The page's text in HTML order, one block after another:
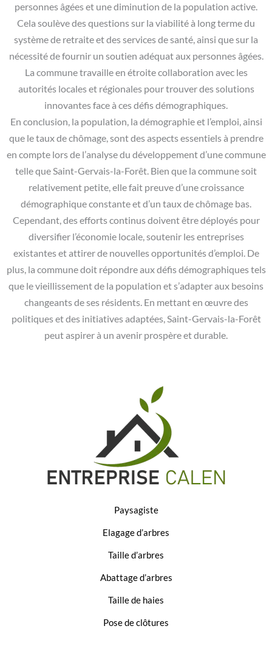
personnes âgées et une diminution de la population active.
Cela soulève des questions sur la viabilité à long terme du
système de retraite et des services de santé, ainsi que sur la
nécessité de fournir un soutien adéquat aux personnes âgées.
La commune travaille en étroite collaboration avec les
autorités locales et régionales pour trouver des solutions
innovantes face à ces défis démographiques.
En conclusion, la population, la démographie et l’emploi, ainsi
que le taux de chômage, sont des aspects essentiels à prendre
en compte lors de l’analyse du développement d’une commune
telle que Saint-Gervais-la-Forêt. Bien que la commune soit
relativement petite, elle fait preuve d’une croissance
démographique constante et d’un taux de chômage bas.
Cependant, des efforts continus doivent être déployés pour
diversifier l’économie locale, soutenir les entreprises
existantes et attirer de nouvelles opportunités d’emploi. De
plus, la commune doit répondre aux défis démographiques tels
que le vieillissement de la population et s’adapter aux besoins
changeants de ses résidents. En mettant en œuvre des
politiques et des initiatives adaptées, Saint-Gervais-la-Forêt
peut aspirer à un avenir prospère et durable.
Paysagiste
Elagage d’arbres
Taille d’arbres
Abattage d’arbres
Taille de haies
Pose de clôtures